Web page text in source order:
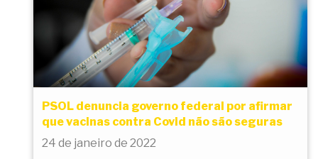
PSOL denuncia governo federal por afirmar
que vacinas contra Covid não são seguras
24 de janeiro de 2022